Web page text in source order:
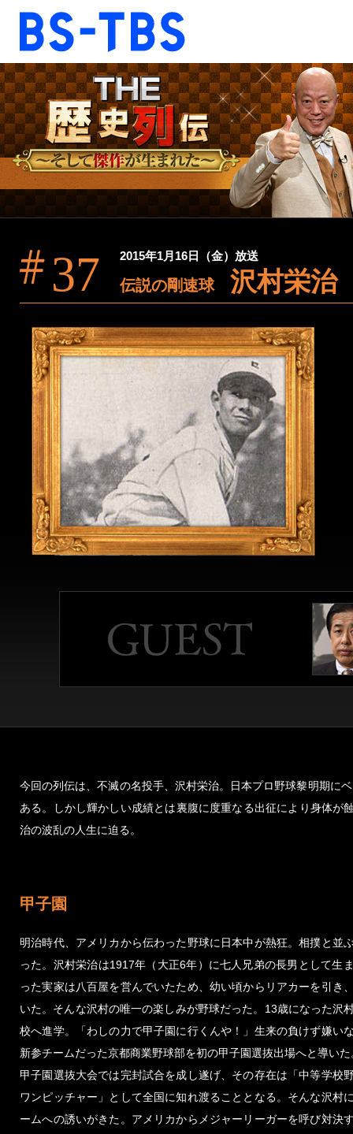
BS-TBS
BS-TBS
ドラマ 映画
報道 教養
音楽 エンタメ
ファンクラブ
視聴方法 4K放送
ご意見・ご感想 会社情報
37 2015年1月16日（金）放送
伝説の剛速球 沢村栄治
今回の列伝は、不滅の名投手、沢村栄治。日本プロ野球黎明期に
ある。しかし輝かしい成績とは裏腹に度重なる出征により身体
治の波乱の人生に迫る。
甲子園
明治時代、アメリカから伝わった野球に日本中が熱狂。相撲と並
った。沢村栄治は1917年（大正6年）に七人兄弟の長男として生
った実家は八百屋を営んでいたため、幼い頃からリアカーを引き
いた。そんな沢村の唯一の楽しみが野球だった。13歳になった沢
校へ進学。「わしの力で甲子園に行くんや！」生来の負けず嫌い
新参チームだった京都商業野球部を初の甲子園選抜出場へと導いた
甲子園選抜大会では完封試合を成し遂げ、その存在は「中等学校
ワンピッチャー」として全国に知れ渡ることとなる。そんな沢村
ームへの誘いがきた。アメリカからメジャーリーガーを呼び対決